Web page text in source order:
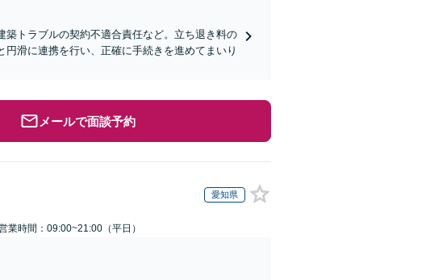
築トラブルの契約不適合責任など。立ち退き料の
滑に連携を行い、正確に手続きを進めてまいり
メールで面談予約
愛知県
業時間：09:00~21:00（平日）